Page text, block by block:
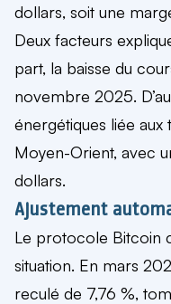
dollars, soit une
Deux facteurs
part, la baisse du
novembre 2025.
énergétiques liée aux
Moyen-Orient, avec
dollars.
Ajustement
Le protocole Bitcoin
situation. En mars
reculé de 7,76 %,